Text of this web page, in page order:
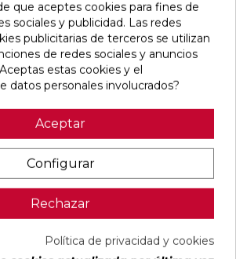
te puede interesar
Baldocer
(IVA
favorite
IMPULSE
WHITE MATE
31,6X100
RECTIFICADO
Ref:
91080301
Colorker
36,18 €
/m²
(IVA
favorite
AUSTRAL
BLANCO
Ref:
Colorker
25,29 €
/m²
(IVA
que aceptes cookies para fines de
sociales y publicidad. Las redes
publicitarias de terceros se utilizan
de redes sociales y anuncios
estas cookies y el
datos personales involucrados?
Aceptar
Configurar
Rechazar
Política de privacidad y cookies